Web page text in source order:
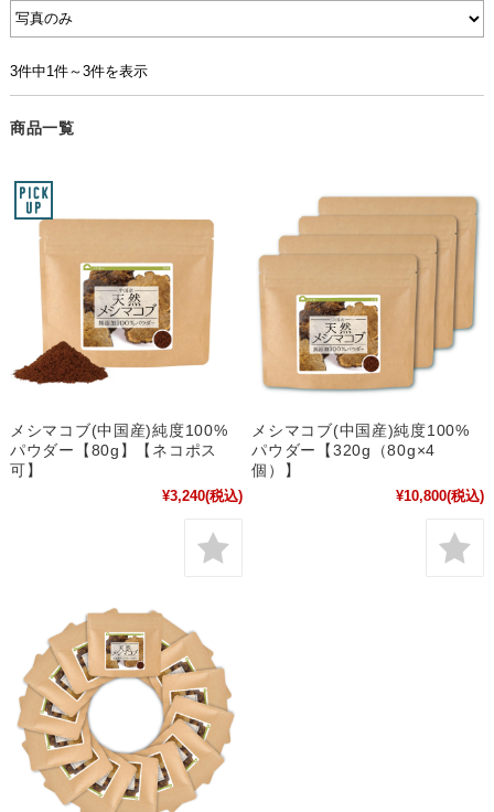
3件中1件～3件を表示
商品一覧
メシマコブ(中国産)純度100%
パウダー【80g】【ネコポス
可】
¥3,240(税込)
メシマコブ(中国産)純度100%
パウダー【320g（80g×4
個）】
¥10,800(税込)